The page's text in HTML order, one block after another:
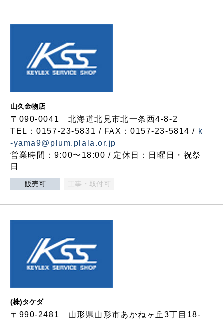
山久金物店
〒090-0041 北海道北見市北一条西4-8-2
TEL：0157-23-5831 / FAX：0157-23-5814 / k
-yama9@plum.plala.or.jp
営業時間：9:00〜18:00 / 定休日：日曜日・祝祭
日
販売可 工事・取付可
(株)タケダ
〒990-2481 山形県山形市あかねヶ丘3丁目18-